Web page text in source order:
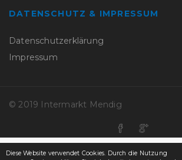
Diese Website verwendet Cookies. Durch die Nutzung
DATENSCHUTZ & IMPRESSUM
Datenschutzerklärung
Impressum
© 2019 Intermarkt Mendig